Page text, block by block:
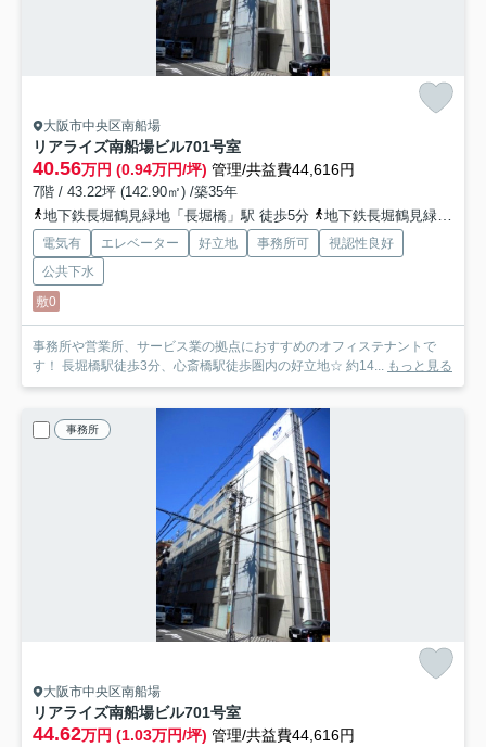
大阪市中央区南船場
リアライズ南船場ビル701号室
40.56万円 (0.94万円/坪) 管理/共益費44,616円
7階 / 43.22坪 (142.90㎡) /築35年
地下鉄長堀鶴見緑地「長堀橋」駅 徒歩5分
地下鉄長堀鶴見緑地「松屋町」駅 徒歩9分
電気有 エレベーター 好立地 事務所可
視認性良好
公共下水
敷0
事務所や営業所、サービス業の拠点におすすめのオフィステナントで
す！ 長堀橋駅徒歩3分、心斎橋駅徒歩圏内の好立地☆ 約14... もっと見る
事務所
大阪市中央区南船場
リアライズ南船場ビル701号室
44.62万円 (1.03万円/坪) 管理/共益費44,616円